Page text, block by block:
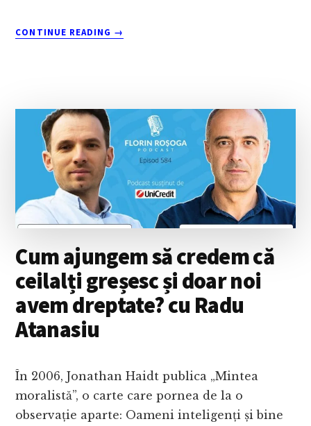
CONTINUE READING
ABOUT
ÎȚI
ANTRENEZI
EMOȚIILE?
CĂTĂLIN
MEȘTER
→
Cum ajungem să credem că
ceilalți greșesc și doar noi
avem dreptate? cu Radu
Atanasiu
În 2006, Jonathan Haidt publica „Mintea
moralistă”, o carte care pornea de la o
observație aparte: Oameni inteligenți și bine